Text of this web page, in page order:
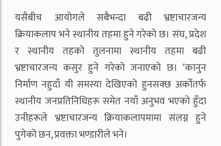
यसैबीच आयोगले सबैभन्दा बढी भ्रष्टाचारजन्य
क्रियाकलाप भने स्थानीय तहमा हुने गरेको छ। संघ, प्रदेश
र स्थानीय तहको तुलनामा स्थानीय तहमा बढी
भ्रष्टाचारजन्य कसुर हुने गरेको जनाएको छ। ‘कानुन
निर्माण नहुदाँ यी समस्या देखिएको हुनसक्छ अर्कोतर्फ
स्थानीय जनप्रतिनिधिहरू समेत नयाँ अनुभव भएको हुँदा
उनीहरूले भ्रष्टाचारजन्य क्रियाकलापमामा संलग्न हुने
पुगेको छन, प्रवक्ता भण्डारीले भने।